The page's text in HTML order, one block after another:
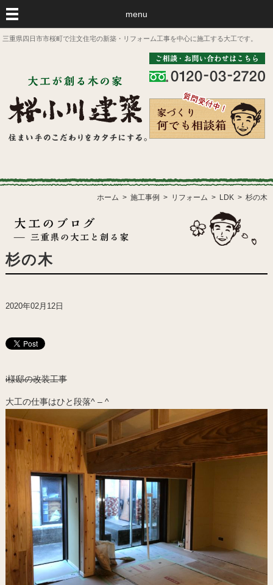
menu
三重県四日市市桜町で注文住宅の新築・リフォーム工事を中心に施工する大工です。
ホーム 施工事例 リフォーム LDK 杉の木
杉の木
2020年02月12日
i様邸の改装工事
大工の仕事はひと段落^ – ^